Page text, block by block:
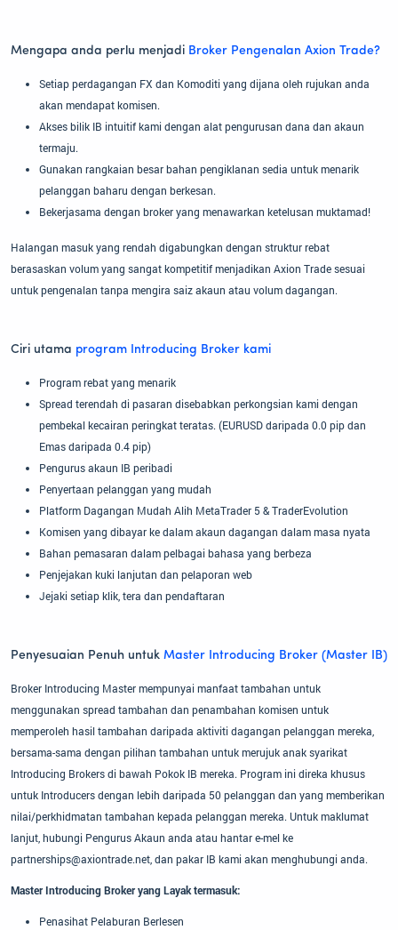
Mengapa anda perlu menjadi Broker Pengenalan Axion Trade?
Setiap perdagangan FX dan Komoditi yang dijana oleh rujukan anda
akan mendapat komisen.
Akses bilik IB intuitif kami dengan alat pengurusan dana dan akaun
termaju.
Gunakan rangkaian besar bahan pengiklanan sedia untuk menarik
pelanggan baharu dengan berkesan.
Bekerjasama dengan broker yang menawarkan ketelusan muktamad!
Halangan masuk yang rendah digabungkan dengan struktur rebat
berasaskan volum yang sangat kompetitif menjadikan Axion Trade sesuai
untuk pengenalan tanpa mengira saiz akaun atau volum dagangan.
Ciri utama program Introducing Broker kami
Program rebat yang menarik
Spread terendah di pasaran disebabkan perkongsian kami dengan
pembekal kecairan peringkat teratas. (EURUSD daripada 0.0 pip dan
Emas daripada 0.4 pip)
Pengurus akaun IB peribadi
Penyertaan pelanggan yang mudah
Platform Dagangan Mudah Alih MetaTrader 5 & TraderEvolution
Komisen yang dibayar ke dalam akaun dagangan dalam masa nyata
Bahan pemasaran dalam pelbagai bahasa yang berbeza
Penjejakan kuki lanjutan dan pelaporan web
Jejaki setiap klik, tera dan pendaftaran
Penyesuaian Penuh untuk Master Introducing Broker (Master IB)
Broker Introducing Master mempunyai manfaat tambahan untuk
menggunakan spread tambahan dan penambahan komisen untuk
memperoleh hasil tambahan daripada aktiviti dagangan pelanggan mereka,
bersama-sama dengan pilihan tambahan untuk merujuk anak syarikat
Introducing Brokers di bawah Pokok IB mereka. Program ini direka khusus
untuk Introducers dengan lebih daripada 50 pelanggan dan yang memberikan
nilai/perkhidmatan tambahan kepada pelanggan mereka. Untuk maklumat
lanjut, hubungi Pengurus Akaun anda atau hantar e-mel ke
partnerships@axiontrade.net, dan pakar IB kami akan menghubungi anda.
Master Introducing Broker yang Layak termasuk:
Penasihat Pelaburan Berlesen